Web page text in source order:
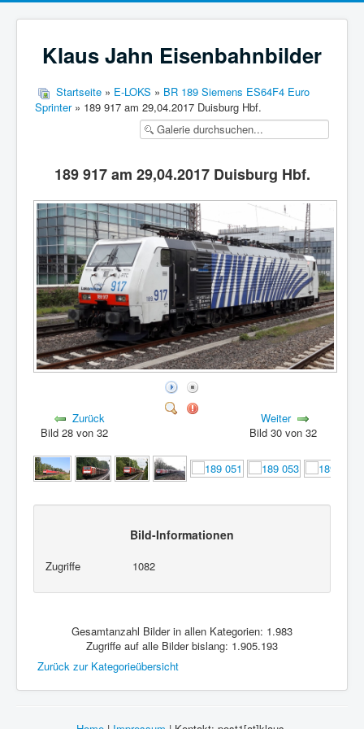
Klaus Jahn Eisenbahnbilder
Startseite » E-LOKS » BR 189 Siemens ES64F4 Euro
Sprinter» 189 917 am 29,04.2017 Duisburg Hbf.
189 917 am 29,04.2017 Duisburg Hbf.
Zurück
Bild 28 von 32
Weiter
Bild 30 von 32
Bild-Informationen
Zugriffe 1082
Gesamtanzahl Bilder in allen Kategorien: 1.983
Zugriffe auf alle Bilder bislang: 1.905.193
Zurück zur Kategorieübersicht